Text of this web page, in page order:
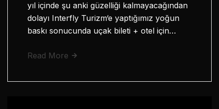
yıl içinde şu anki güzelliği kalmayacağından
dolayı Interfly Turizm‘e yaptığımız yoğun
baskı sonucunda uçak bileti + otel için…
Read More